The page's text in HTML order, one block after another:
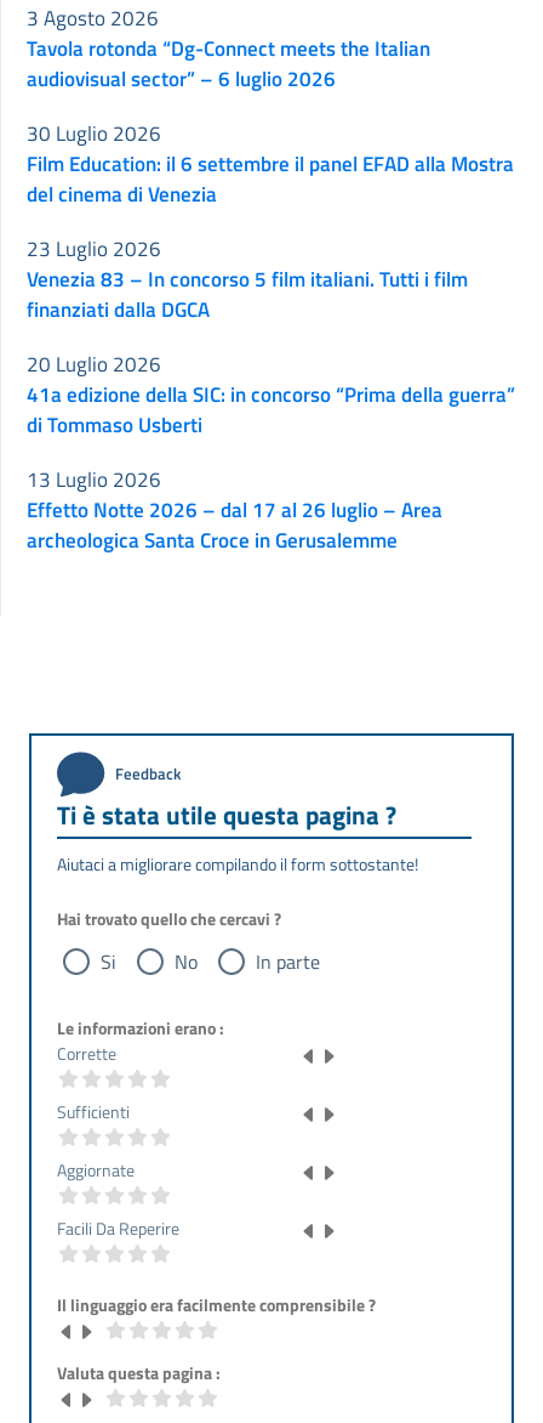
Tavola rotonda “Dg-Connect meets the Italian
audiovisual sector” – 6 luglio 2026
3 Agosto 2026
Film Education: il 6 settembre il panel EFAD alla Mostra
del cinema di Venezia
30 Luglio 2026
Venezia 83 – In concorso 5 film italiani. Tutti i film
finanziati dalla DGCA
23 Luglio 2026
41a edizione della SIC: in concorso “Prima della guerra”
di Tommaso Usberti
20 Luglio 2026
Effetto Notte 2026 – dal 17 al 26 luglio – Area
archeologica Santa Croce in Gerusalemme
13 Luglio 2026
Feedback
Ti è stata utile questa pagina ?
Aiutaci a migliorare compilando il form sottostante!
Hai trovato quello che cercavi ?
Si No In parte
Le informazioni erano :
Corrette
Sufficienti
Aggiornate
Facili Da Reperire
Il linguaggio era facilmente comprensibile ?
Valuta questa pagina :